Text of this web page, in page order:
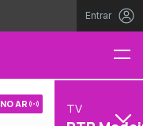
Entrar
NO AR TV